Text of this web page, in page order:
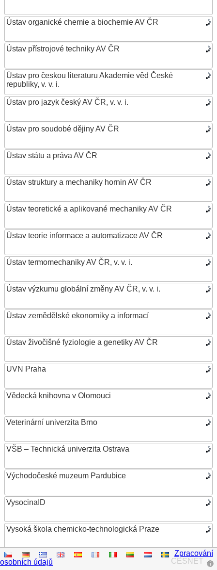
Ústav organické chemie a biochemie AV ČR
Ústav přístrojové techniky AV ČR
Ústav pro českou literaturu Akademie věd České
republiky, v. v. i.
Ústav pro jazyk český AV ČR, v. v. i.
Ústav pro soudobé dějiny AV ČR
Ústav státu a práva AV ČR
Ústav struktury a mechaniky hornin AV ČR
Ústav teoretické a aplikované mechaniky AV ČR
Ústav teorie informace a automatizace AV ČR
Ústav termomechaniky AV ČR, v. v. i.
Ústav výzkumu globální změny AV ČR, v. v. i.
Ústav zemědělské ekonomiky a informací
Ústav živočišné fyziologie a genetiky AV ČR
UVN Praha
Vědecká knihovna v Olomouci
Veterinární univerzita Brno
VŠB – Technická univerzita Ostrava
Východočeské muzeum Pardubice
VysocinaID
Vysoká škola chemicko-technologická Praze
Vysoká škola ekonomická v Praze
CESNET
Zpracování
osobních údajů